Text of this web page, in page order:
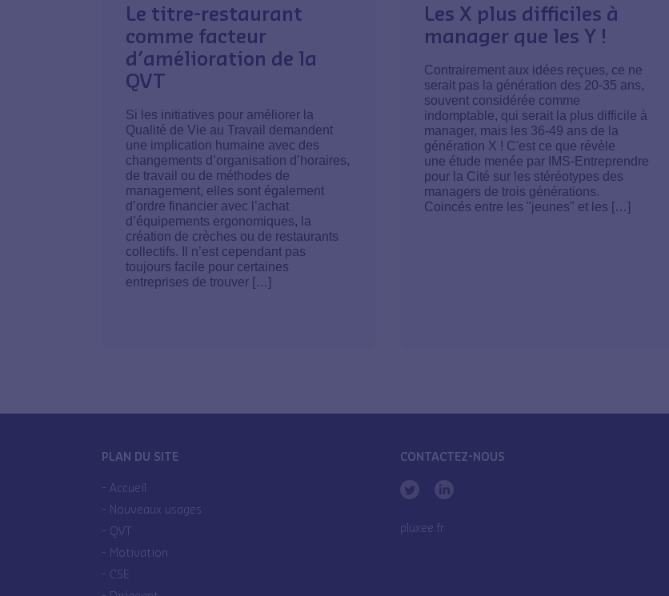
Le titre-restaurant
comme facteur
d’amélioration de la
QVT
Si les initiatives pour améliorer la
Qualité de Vie au Travail demandent
une implication humaine avec des
changements d’organisation d’horaires,
de travail ou de méthodes de
management, elles sont également
d’ordre financier avec l’achat
d’équipements ergonomiques, la
création de crèches ou de restaurants
collectifs. Il n’est cependant pas
toujours facile pour certaines
entreprises de trouver […]
Les X plus difficiles à
manager que les Y !
Contrairement aux idées reçues, ce ne
serait pas la génération des 20-35 ans,
souvent considérée comme
indomptable, qui serait la plus difficile à
manager, mais les 36-49 ans de la
génération X ! C'est ce que révèle
une étude menée par IMS-Entreprendre
pour la Cité sur les stéréotypes des
managers de trois générations.
Coincés entre les "jeunes" et les […]
PLAN DU SITE
Accueil
Nouveaux usages
QVT
Motivation
CSE
CONTACTEZ-NOUS
pluxee.fr